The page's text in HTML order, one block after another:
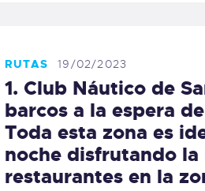
RUTAS 19/02/2023
1. Club Náutico de
barcos a la espera
Toda esta zona es
noche disfrutando
restaurantes en la